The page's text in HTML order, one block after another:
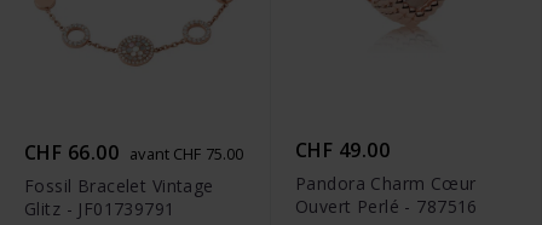
CHF 66.00 avant CHF 75.00
Fossil Bracelet Vintage
Glitz - JF01739791
CHF 49.00
Pandora Charm Cœur
Ouvert Perlé - 787516